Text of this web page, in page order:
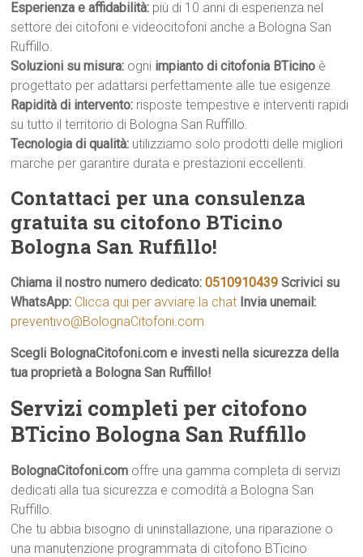
Esperienza e affidabilità: più di 10 anni di esperienza nel
settore dei citofoni e videocitofoni anche a Bologna San
Ruffillo.
Soluzioni su misura: ogni impianto di citofonia BTicino è
progettato per adattarsi perfettamente alle tue esigenze.
Rapidità di intervento: risposte tempestive e interventi rapidi
su tutto il territorio di Bologna San Ruffillo.
Tecnologia di qualità: utilizziamo solo prodotti delle migliori
marche per garantire durata e prestazioni eccellenti.
Contattaci per una consulenza
gratuita su citofono BTicino
Bologna San Ruffillo!
Chiama il nostro numero dedicato:0510910439 Scrivici su
WhatsApp: Clicca qui per avviare la chat Invia unemail:
preventivo@BolognaCitofoni.com
Scegli BolognaCitofoni.com e investi nella sicurezza della
tua proprietà a Bologna San Ruffillo!
Servizi completi per citofono
BTicino Bologna San Ruffillo
BolognaCitofoni.com offre una gamma completa di servizi
dedicati alla tua sicurezza e comodità a Bologna San
Ruffillo.
Che tu abbia bisogno di uninstallazione, una riparazione o
una manutenzione programmata di citofono BTicino